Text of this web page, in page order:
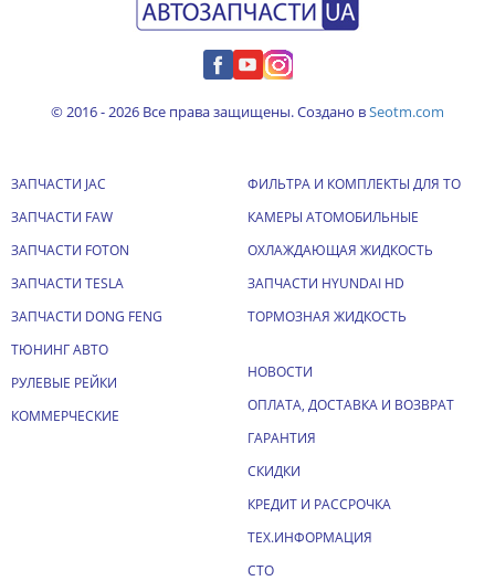
© 2016 - 2026 Все права защищены. Создано вSeotm.com
ЗАПЧАСТИ JAC
ЗАПЧАСТИ FAW
ЗАПЧАСТИ FOTON
ЗАПЧАСТИ TESLA
ЗАПЧАСТИ DONG FENG
ТЮНИНГ АВТО
РУЛЕВЫЕ РЕЙКИ
КОММЕРЧЕСКИЕ
ФИЛЬТРА И КОМПЛЕКТЫ ДЛЯ ТО
КАМЕРЫ АТОМОБИЛЬНЫЕ
ОХЛАЖДАЮЩАЯ ЖИДКОСТЬ
ЗАПЧАСТИ HYUNDAI HD
ТОРМОЗНАЯ ЖИДКОСТЬ
НОВОСТИ
ОПЛАТА, ДОСТАВКА И ВОЗВРАТ
ГАРАНТИЯ
СКИДКИ
КРЕДИТ И РАССРОЧКА
ТЕХ.ИНФОРМАЦИЯ
СТО